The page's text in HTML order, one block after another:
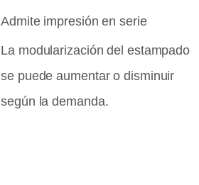
Admite impresión en serie
La modularización del estampado
se puede aumentar o disminuir
según la demanda.